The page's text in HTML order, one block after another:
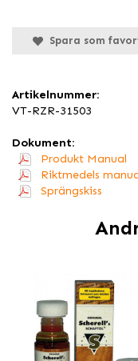
Spara som
Artikelnummer:
VT-RZR-31503
Dokument:
Produkt Manual
Riktmedels
Sprängskiss